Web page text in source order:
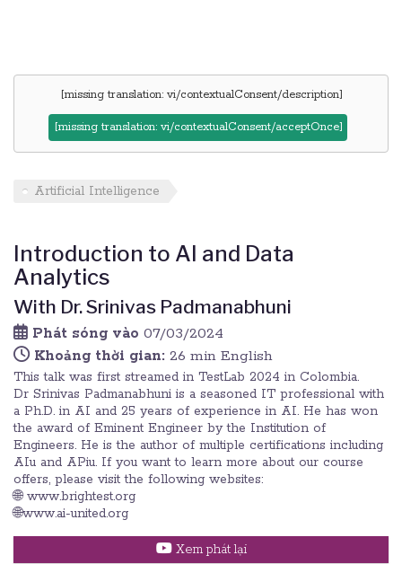
[missing translation: vi/contextualConsent/description]
[missing translation: vi/contextualConsent/acceptOnce]
Artificial Intelligence
Introduction to AI and Data
Analytics
With Dr. Srinivas Padmanabhuni
Phát sóng vào 07/03/2024
Khoảng thời gian: 26 min English
This talk was first streamed in TestLab 2024 in Colombia.
Dr Srinivas Padmanabhuni is a seasoned IT professional with
a Ph.D. in AI and 25 years of experience in AI. He has won
the award of Eminent Engineer by the Institution of
Engineers. He is the author of multiple certifications including
AIu and APiu. If you want to learn more about our course
offers, please visit the following websites:
🌐 www.brightest.org
🌐www.ai-united.org
Xem phát lại